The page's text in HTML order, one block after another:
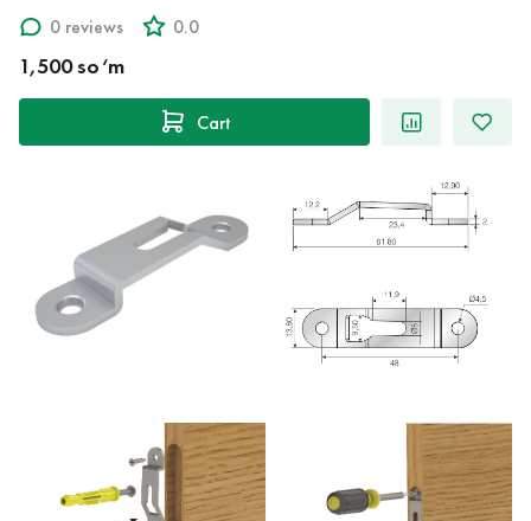
0 reviews
0.0
1,500 so‘m
Cart